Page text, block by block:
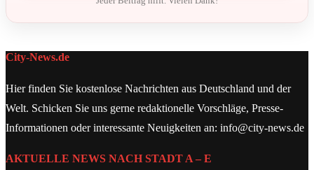
City-News.de
Hier finden Sie kostenlose Nachrichten aus Deutschland und der
Welt. Schicken Sie uns gerne redaktionelle Vorschläge, Presse-
Informationen oder interessante Neuigkeiten an: info@city-news.de
AKTUELLE NEWS NACH STADT A – E